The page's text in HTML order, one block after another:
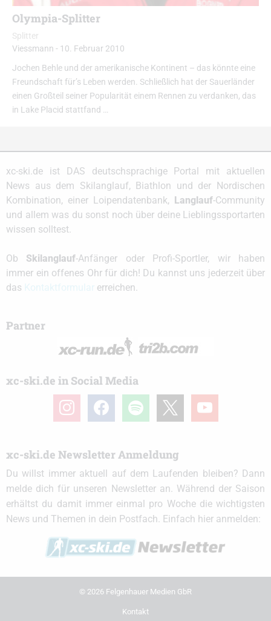
Olympia-Splitter
Splitter
Viessmann - 10. Februar 2010
Jochen Behle und der amerikanische Kontinent – das könnte eine
Freundschaft für’s Leben werden. Schließlich hat der Sauerländer
einen Großteil seiner Popularität einem Rennen zu verdanken, das
in Lake Placid stattfand …
xc-ski.de ist DAS deutschsprachige Portal mit aktuellen
News aus dem Skilanglauf, Biathlon und der Nordischen
Kombination, einer Loipendatenbank,
Langlauf-Community
und allem was du sonst noch über deine Lieblingssportarten
wissen solltest.
Ob Skilanglauf-Anfänger oder Profi-Sportler, wir haben
immer ein offenes Ohr für dich! Du kannst uns jederzeit über
das
erreichen.
Partner
xc-ski.de in Social Media
instagramfacebook spotify youtube
xc-ski.de Newsletter Anmeldung
Du willst immer aktuell auf dem Laufenden bleiben? Dann
melde dich für unseren Newsletter an. Während der Saison
erhältst du damit immer einmal pro Woche die wichtigsten
News und Themen in dein Postfach. Einfach hier anmelden:
© 2026 Felgenhauer Medien GbR
Kontakt